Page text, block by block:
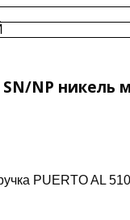
SN/NP
PUERTO AL